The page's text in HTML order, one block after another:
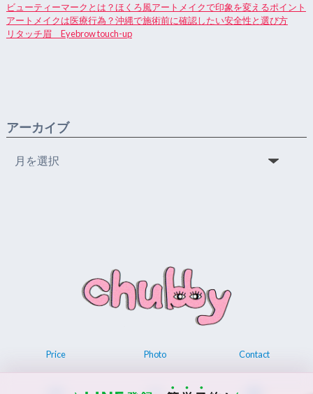
ビューティーマークとは？ほくろ風アートメイクで印象を変えるポイント
アートメイクは医療行為？沖縄で施術前に確認したい安全性と選び方
リタッチ眉 Eyebrow touch-up
アーカイブ
ー
Price Photo Contact